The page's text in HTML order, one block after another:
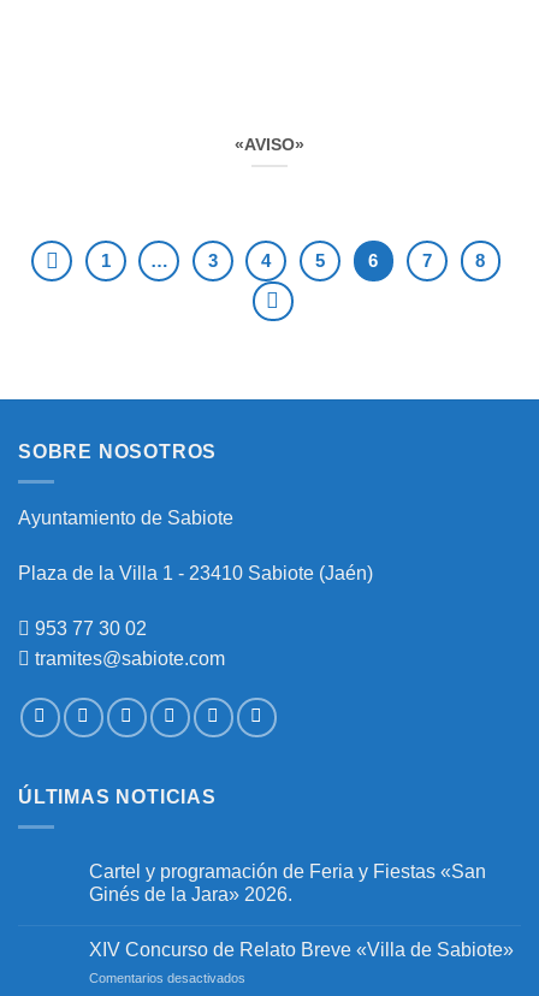
«AVISO»
1 … 3 4 5 6 7 8
SOBRE NOSOTROS
Ayuntamiento de Sabiote
Plaza de la Villa 1 - 23410 Sabiote (Jaén)
953 77 30 02
tramites@sabiote.com
ÚLTIMAS NOTICIAS
Cartel y programación de Feria y Fiestas «San
Ginés de la Jara» 2026.
comentarios
Cartel
XIV Concurso de Relato Breve «Villa de Sabiote»
Comentarios desactivados